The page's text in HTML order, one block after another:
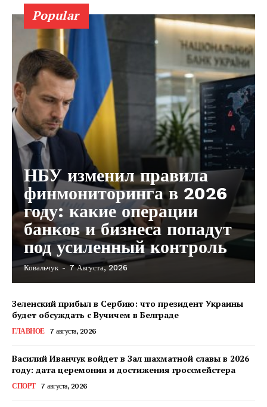
Popular
НБУ изменил правила
финмониторинга в 2026
году: какие операции
банков и бизнеса попадут
под усиленный контроль
Ковальчук - 7 Августа, 2026
Зеленский прибыл в Сербию: что президент Украины
будет обсуждать с Вучичем в Белграде
ГЛАВНОЕ 7 августа, 2026
Василий Иванчук войдет в Зал шахматной славы в 2026
году: дата церемонии и достижения гроссмейстера
СПОРТ 7 августа, 2026